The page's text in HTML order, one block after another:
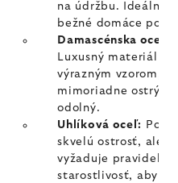
na údržbu. Ideálne
bežné domáce
Damascénska oceľ:
Luxusný materiál s
výrazným vzorom,
mimoriadne ostrý a
odolný.
Uhlíková oceľ:
skvelú ostrosť, ale
vyžaduje pravidelnú
starostlivosť, aby sa